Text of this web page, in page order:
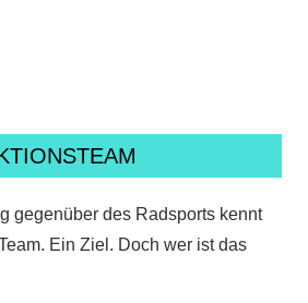
gegenüber des Radsports kennt
Ein Ziel. Doch wer ist das